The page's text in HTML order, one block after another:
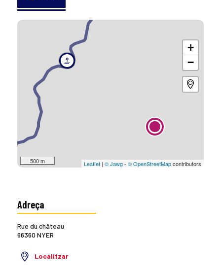
+
−
500 m Leaflet | © Jawg- © OpenStreetMapcontributors
Adreça
Rue du château
66360 NYER
Localitzar